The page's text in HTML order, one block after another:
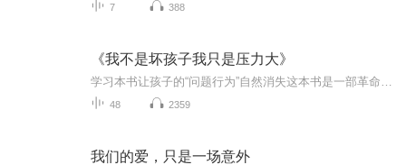
7 388
《我不是坏孩子我只是压力大》
48 2359
我们的爱，只是一场意外